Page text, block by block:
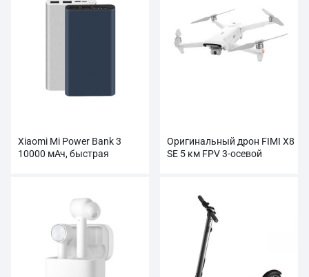
Xiaomi Mi Power Bank 3
10000 мАч, быстрая
Оригинальный дрон FIMI X8
SE 5 км FPV 3-осевой